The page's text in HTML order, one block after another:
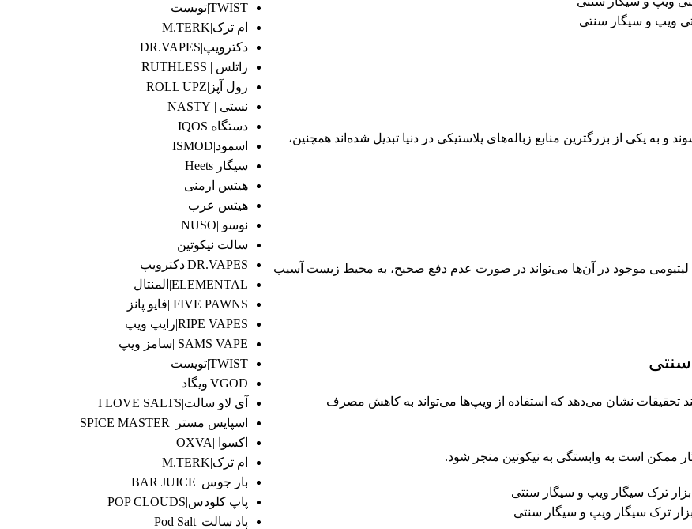
ویپ و سیگار سنتی
یکی از بزرگترین منابع زباله‌های پلاستیکی در دنیا تبدیل شده‌اند همچنین،
لیتیومی موجود در آن‌ها می‌تواند در صورت عدم دفع صحیح، به محیط زیست آسیب
سنتی
تحقیقات نشان می‌دهد که استفاده از ویپ‌ها می‌تواند به کاهش مصرف
است به وابستگی به نیکوتین منجر شود.
ترک سیگار ویپ و سیگار سنتی
TWIST|تویست
ام ترک|M.TERK
دکترویپ|DR.VAPES
راتلس | RUTHLESS
رول آپز|ROLL UPZ
نستی | NASTY
دستگاه IQOS
اسمود|ISMOD
سیگار Heets
هیتس ارمنی
هیتس عرب
نوسو |NUSO
سالت نیکوتین
DR.VAPES|دکترویپ
ELEMENTAL|المنتال
FIVE PAWNS |فایو پانز
RIPE VAPES|رایپ ویپ
SAMS VAPE |سامز ویپ
TWIST|تویست
VGOD|ویگاد
آی لاو سالت|I LOVE SALTS
اسپایس مستر |SPICE MASTER
اکسوا |OXVA
ام ترک|M.TERK
بار جوس |BAR JUICE
پاپ کلودس|POP CLOUDS
پاد سالت |Pod Salt